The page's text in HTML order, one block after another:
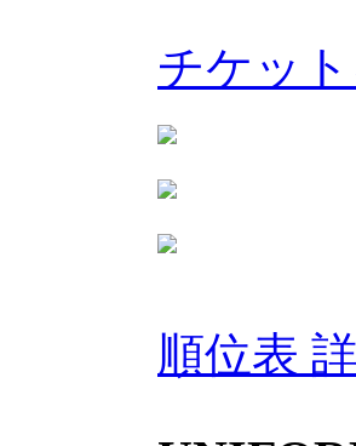
チケッ
順位表